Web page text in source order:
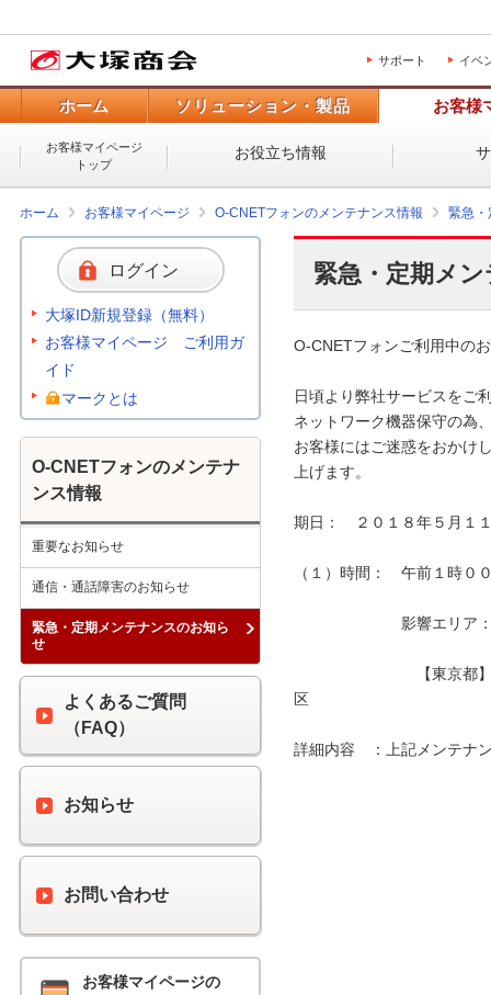
サポート イベ
ホーム ソリューション・製品 お客様
お客様マイページ
トップ
お役立ち情報
ホーム お客様マイページ O-CNETフォンのメンテナンス情報 緊急・
緊急・定期メ
O-CNETフォンご利用中の
日頃より弊社サービスをご
ネットワーク機器保守の為
お客様にはご迷惑をおかけ
上げます。
期日：　２０１８年５月１
（１）時間：　午前１時０
影響エリア：　下記
【東京都】　葛
詳細内容　：上記メンテナ
ログイン
大塚ID新規登録（無料）
お客様マイページ ご利用ガ
イド
マークとは
O-CNETフォンのメンテナ
ンス情報
重要なお知らせ
通信・通話障害のお知らせ
緊急・定期メンテナンスのお知ら
せ
よくあるご質問
（FAQ）
お知らせ
お問い合わせ
お客様マイページの